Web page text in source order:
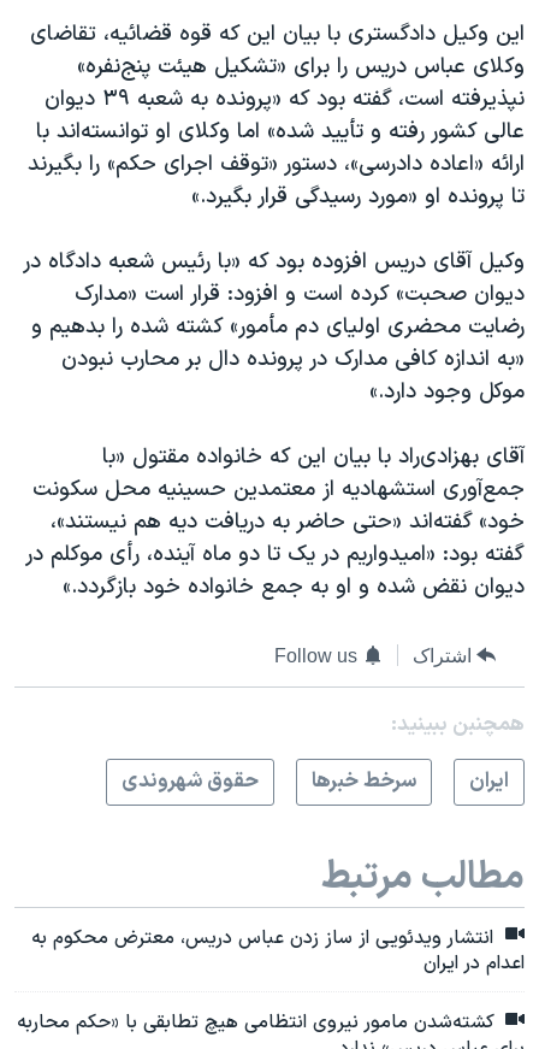
این وکیل دادگستری با بیان این که قوه قضائیه، تقاضای
وکلای عباس دریس را برای «تشکیل هیئت پنج‌نفره»
نپذیرفته است، گفته بود که «پرونده به شعبه ۳۹ دیوان
عالی کشور رفته و تأیید شده» اما وکلای او توانسته‌اند با
ارائه «اعاده دادرسی»، دستور «توقف اجرای حکم» را بگیرند
تا پرونده او «مورد رسیدگی قرار بگیرد.»
وکیل آقای دریس افزوده بود که «با رئیس شعبه دادگاه در
دیوان صحبت» کرده است و افزود: قرار است «مدارک
رضایت محضری اولیای دم مأمور» کشته شده را بدهیم و
«به اندازه کافی مدارک در پرونده دال بر محارب نبودن
موکل وجود دارد.»
آقای بهزادی‌راد با بیان این که خانواده مقتول «با
جمع‌آوری استشهادیه از معتمدین حسینیه محل سکونت
خود» گفته‌اند «حتی حاضر به دریافت دیه هم نیستند»،
گفته بود: «امیدواریم در یک تا دو ماه آینده، رأی موکلم در
دیوان نقض شده و او به جمع خانواده خود بازگردد.»
اشتراک Follow us
همچنبن ببینید:
ايران
سرخط خبرها حقوق شهروندی
مطالب مرتبط
انتشار ویدئویی از ساز زدن عباس دریس، معترض محکوم به
اعدام در ایران
کشته‌شدن مامور نیروی انتظامی هیچ تطابقی با «حکم محاربه